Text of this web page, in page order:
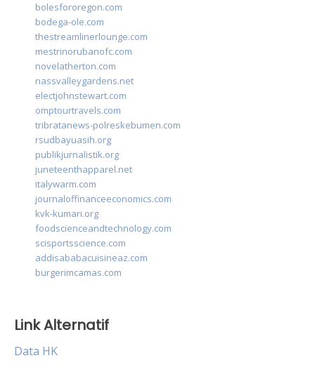
bolesfororegon.com
bodega-ole.com
thestreamlinerlounge.com
mestrinorubanofc.com
novelatherton.com
nassvalleygardens.net
electjohnstewart.com
omptourtravels.com
tribratanews-polreskebumen.com
rsudbayuasih.org
publikjurnalistik.org
juneteenthapparel.net
italywarm.com
journaloffinanceeconomics.com
kvk-kumari.org
foodscienceandtechnology.com
scisportsscience.com
addisababacuisineaz.com
burgerimcamas.com
Link Alternatif
Data HK